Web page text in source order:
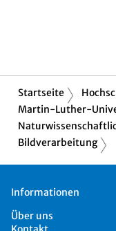
Startseite
Martin-Luther-
Bildverarbeitung
Informationen
Über uns